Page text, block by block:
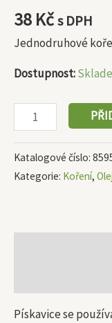
38 Kčs DPH
Jednodruhové
Dostupnost:
Katalogové číslo:
Kategorie: Koření,
Pískavice se